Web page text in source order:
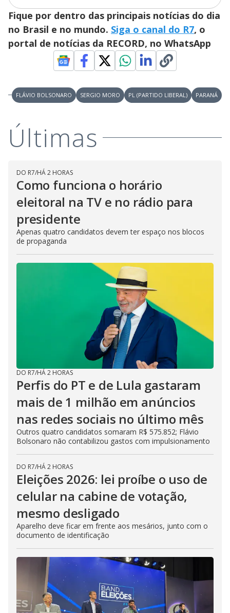
Fique por dentro das principais notícias do dia
no Brasil e no mundo. Siga o canal do R7, o
portal de notícias da RECORD, no WhatsApp
FLÁVIO BOLSONARO SERGIO MORO PL (PARTIDO LIBERAL) PARANÁ
Últimas
DO R7/HÁ 2 HORAS
Como funciona o horário
eleitoral na TV e no rádio para
presidente
Apenas quatro candidatos devem ter espaço nos blocos
de propaganda
DO R7/HÁ 2 HORAS
Perfis do PT e de Lula gastaram
mais de 1 milhão em anúncios
nas redes sociais no último mês
Outros quatro candidatos somaram R$ 575.852; Flávio
Bolsonaro não contabilizou gastos com impulsionamento
DO R7/HÁ 2 HORAS
Eleições 2026: lei proíbe o uso de
celular na cabine de votação,
mesmo desligado
Aparelho deve ficar em frente aos mesários, junto com o
documento de identificação